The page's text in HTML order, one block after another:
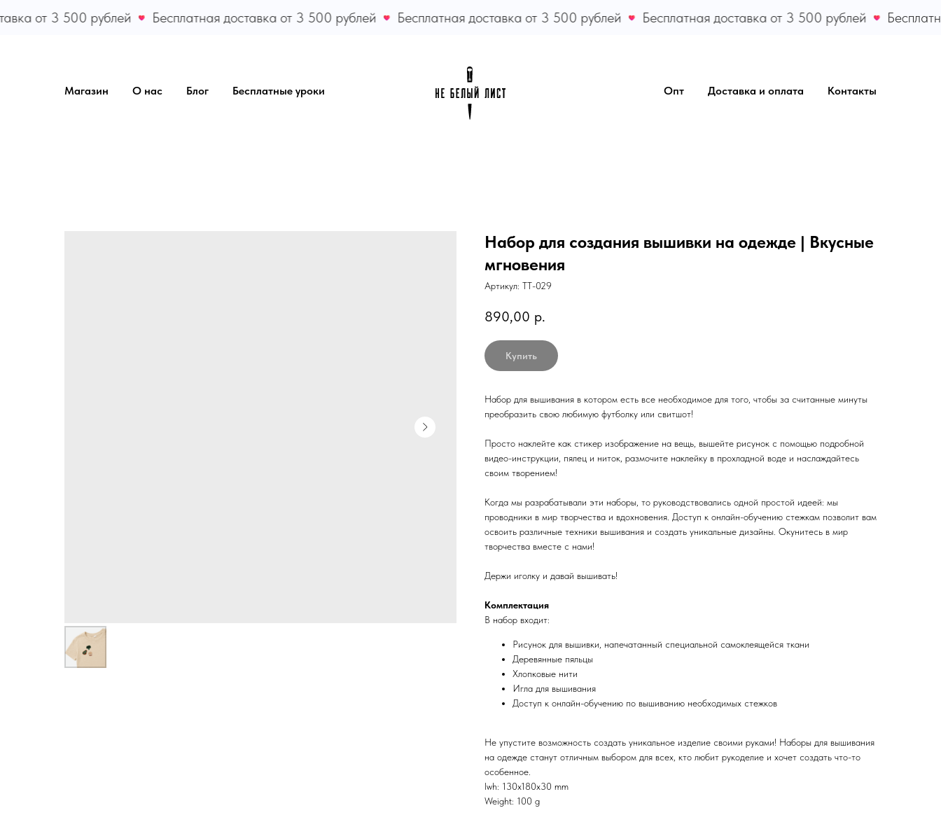
от 3 500 рублей Бесплатная доставка от 3 500 рублей Бесплатная доставка от 3 500 рублей Бесплатная доставка от 3 500 рублей
Магазин О нас Блог Бесплатные уроки Опт Доставка и оплата Контакты
Набор для создания вышивки на одежде | Вкусные
мгновения
Артикул: ТТ-029
890,00 р.
Купить
Набор для вышивания в котором есть все необходимое для того, чтобы за считанные минуты
преобразить свою любимую футболку или свитшот!
Просто наклейте как стикер изображение на вещь, вышейте рисунок с помощью подробной
видео-инструкции, пялец и ниток, размочите наклейку в прохладной воде и наслаждайтесь
своим творением!
Когда мы разрабатывали эти наборы, то руководствовались одной простой идеей: мы
проводники в мир творчества и вдохновения. Доступ к онлайн-обучению стежкам позволит вам
освоить различные техники вышивания и создать уникальные дизайны. Окунитесь в мир
творчества вместе с нами!
Держи иголку и давай вышивать!
Комплектация
В набор входит:
Рисунок для вышивки, напечатанный специальной самоклеящейся ткани
Деревянные пяльцы
Хлопковые нити
Игла для вышивания
Доступ к онлайн-обучению по вышиванию необходимых стежков
Не упустите возможность создать уникальное изделие своими руками! Наборы для вышивания
на одежде станут отличным выбором для всех, кто любит рукоделие и хочет создать что-то
особенное.
lwh: 130x180x30 mm
Weight: 100 g